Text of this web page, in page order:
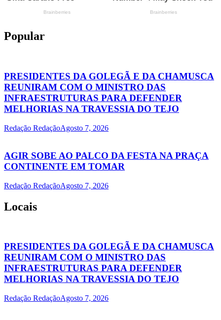
Popular
PRESIDENTES DA GOLEGÃ E DA CHAMUSCA
REUNIRAM COM O MINISTRO DAS
INFRAESTRUTURAS PARA DEFENDER
MELHORIAS NA TRAVESSIA DO TEJO
Redação RedaçãoAgosto 7, 2026
AGIR SOBE AO PALCO DA FESTA NA PRAÇA
CONTINENTE EM TOMAR
Redação RedaçãoAgosto 7, 2026
Locais
PRESIDENTES DA GOLEGÃ E DA CHAMUSCA
REUNIRAM COM O MINISTRO DAS
INFRAESTRUTURAS PARA DEFENDER
MELHORIAS NA TRAVESSIA DO TEJO
Redação RedaçãoAgosto 7, 2026